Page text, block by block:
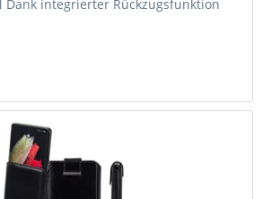
Dank integrierter Rückzugsfunktion